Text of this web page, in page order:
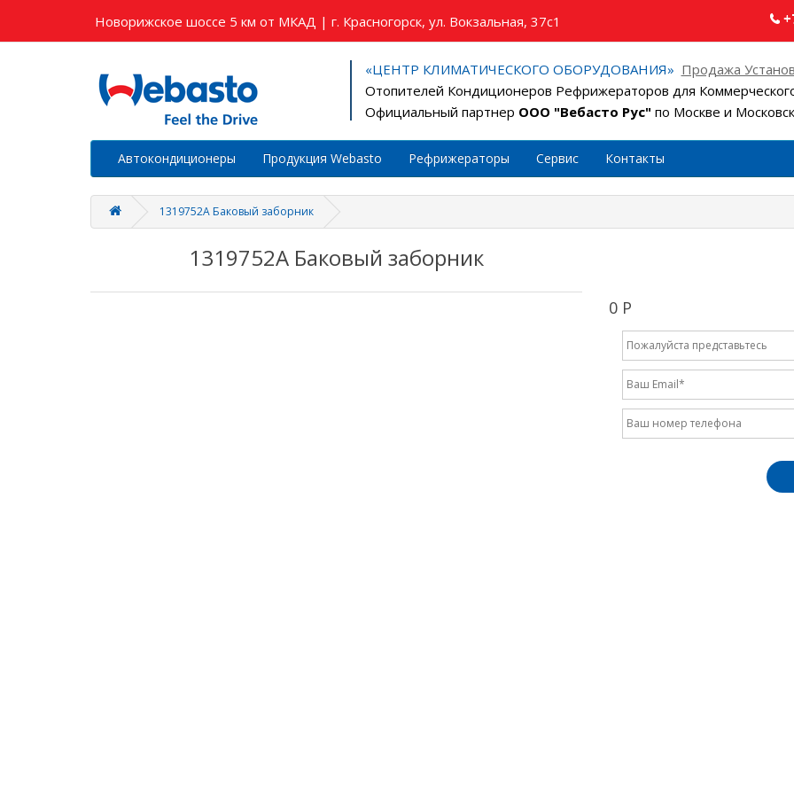
Новорижское шоссе 5 км от МКАД | г. Красногорск, ул. Вокзальная, 37с1
«ЦЕНТР КЛИМАТИЧЕСКОГО ОБОРУДОВАНИЯ» Продажа
Отопителей Кондиционеров Рефрижераторов для
Официальный партнер ООО "Вебасто Рус" по Москве и
Автокондиционеры Продукция Webasto Рефрижераторы Сервис Контакты
1319752A Баковый заборник
1319752A Баковый заборник
0 Р